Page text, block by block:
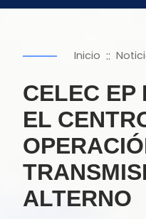
Inicio ::
CELEC EP
EL
ALTERNO